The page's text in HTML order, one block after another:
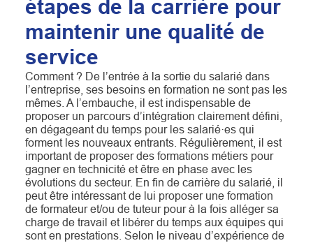
étapes de la carrière pour
maintenir une qualité de
service
Comment ? De l’entrée à la sortie du salarié dans
l’entreprise, ses besoins en formation ne sont pas les
mêmes. A l’embauche, il est indispensable de
proposer un parcours d’intégration clairement défini,
en dégageant du temps pour les salarié·es qui
forment les nouveaux entrants. Régulièrement, il est
important de proposer des formations métiers pour
gagner en technicité et être en phase avec les
évolutions du secteur. En fin de carrière du salarié, il
peut être intéressant de lui proposer une formation
de formateur et/ou de tuteur pour à la fois alléger sa
charge de travail et libérer du temps aux équipes qui
sont en prestations. Selon le niveau d’expérience de